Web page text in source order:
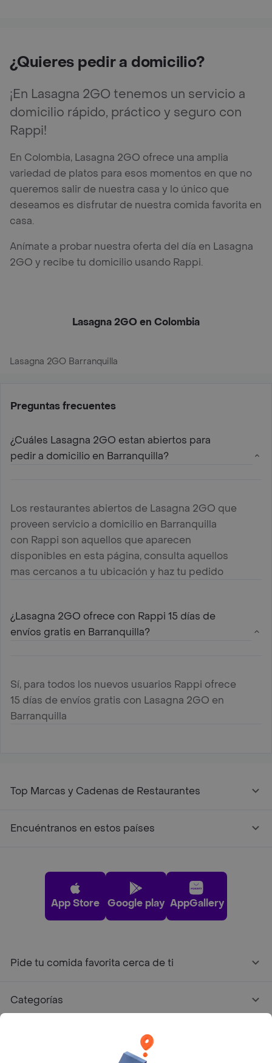
¿Quieres pedir a domicilio?
¡En Lasagna 2GO tenemos un servicio a
domicilio rápido, práctico y seguro con
Rappi!
En Colombia, Lasagna 2GO ofrece una amplia
variedad de platos para esos momentos en que no
queremos salir de nuestra casa y lo único que
deseamos es disfrutar de nuestra comida favorita en
casa.
Anímate a probar nuestra oferta del día en Lasagna
2GO y recibe tu domicilio usando Rappi.
Lasagna 2GO en Colombia
Lasagna 2GO Barranquilla
Preguntas frecuentes
¿Cuáles Lasagna 2GO estan abiertos para
pedir a domicilio en Barranquilla?
Los restaurantes abiertos de Lasagna 2GO que
proveen servicio a domicilio en Barranquilla
con Rappi son aquellos que aparecen
disponibles en esta página, consulta aquellos
mas cercanos a tu ubicación y haz tu pedido
¿Lasagna 2GO ofrece con Rappi 15 días de
envíos gratis en Barranquilla?
Sí, para todos los nuevos usuarios Rappi ofrece
15 días de envíos gratis con Lasagna 2GO en
Barranquilla
Top Marcas y Cadenas de Restaurantes
Encuéntranos en estos países
App Store Google play AppGallery
Pide tu comida favorita cerca de ti
Categorías